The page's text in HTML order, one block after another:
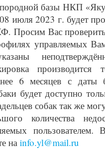
базы НКП
июля 2023 г. будет
Просим Вас
управляемых
производится
6 месяцев с даты
будет доступно
собак так же
количества
пользователем.
на info.yl@mail.ru